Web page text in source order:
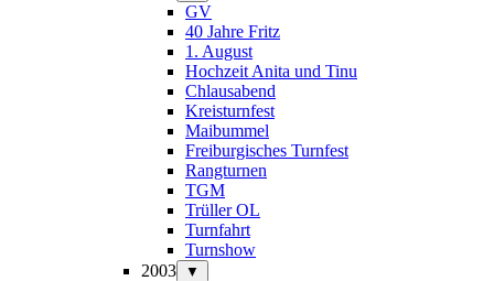
GV
40 Jahre Fritz
1. August
Hochzeit Anita und Tinu
Chlausabend
Kreisturnfest
Maibummel
Freiburgisches Turnfest
Rangturnen
TGM
Trüller OL
Turnfahrt
Turnshow
2003
▼